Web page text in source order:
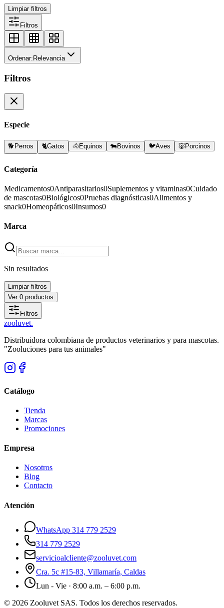
Limpiar filtros
Filtros
Ordenar: Relevancia
Filtros
Especie
🐕 Perros 🐈Gatos 🐴Equinos 🐄Bovinos 🐦Aves 🐷 Porcinos
Categoría
Medicamentos0Antiparasitarios0Suplementos y vitaminas0Cuidado
de mascotas0Biológicos0Pruebas diagnósticas0Alimentos y
snack0Homeopáticos0Insumos0
Marca
Sin resultados
Limpiar filtros
Ver 0 productos
Filtros
zooluvet.
Distribuidora colombiana de productos veterinarios y para mascotas.
"Zooluciones para tus animales"
Catálogo
Tienda
Marcas
Promociones
Empresa
Nosotros
Blog
Contacto
Atención
WhatsApp 314 779 2529
314 779 2529
servicioalcliente@zooluvet.com
Cra. 5c #15-83, Villamaría, Caldas
Lun - Vie · 8:00 a.m. – 6:00 p.m.
© 2026 Zooluvet SAS. Todos los derechos reservados.